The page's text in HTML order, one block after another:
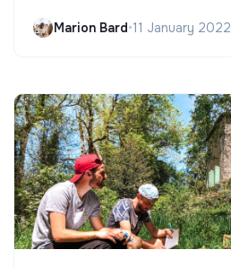
Marion Bard•11 January 2022